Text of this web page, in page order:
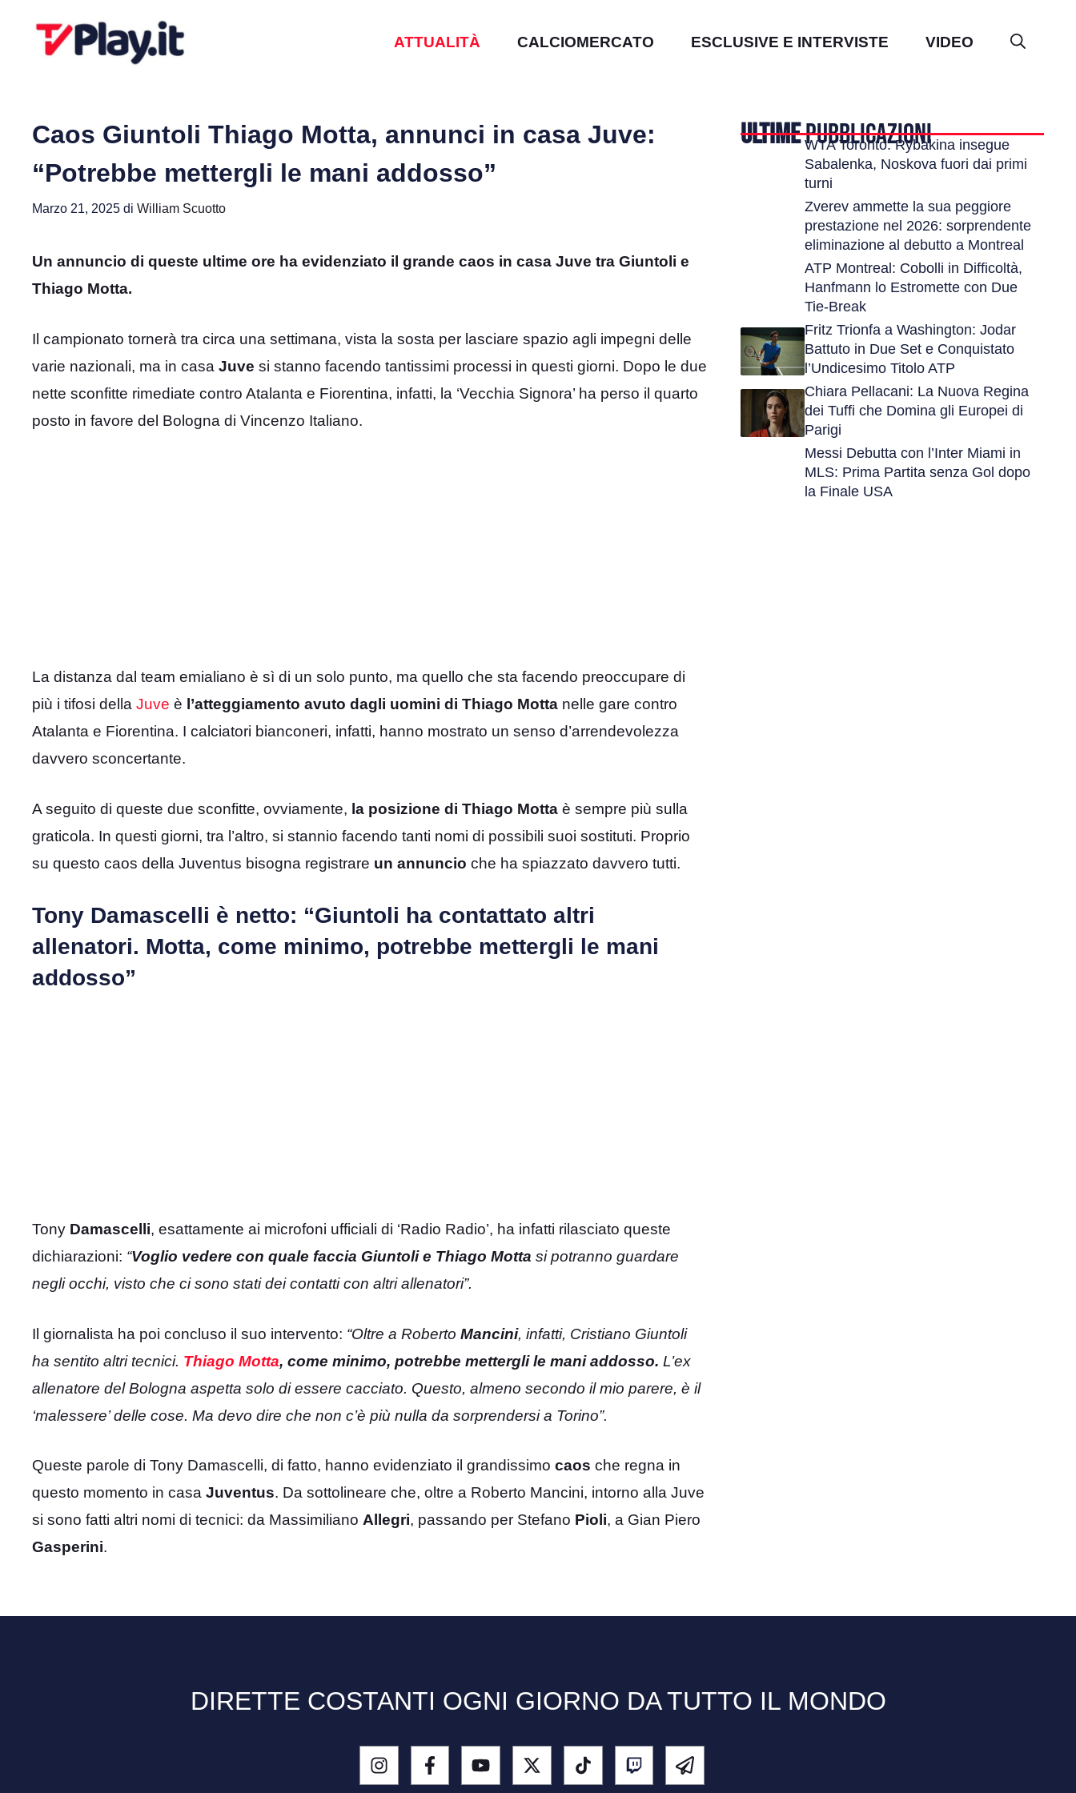
ATTUALITÀ CALCIOMERCATO ESCLUSIVE E INTERVISTE VIDEO
Caos Giuntoli Thiago Motta, annunci in casa Juve:
“Potrebbe mettergli le mani addosso”
Marzo 21, 2025 di William Scuotto
Un annuncio di queste ultime ore ha evidenziato il grande caos in casa Juve tra Giuntoli e
Thiago Motta.
Il campionato tornerà tra circa una settimana, vista la sosta per lasciare spazio agli impegni delle
varie nazionali, ma in casa Juve si stanno facendo tantissimi processi in questi giorni. Dopo le due
nette sconfitte rimediate contro Atalanta e Fiorentina, infatti, la ‘Vecchia Signora’ ha perso il quarto
posto in favore del Bologna di Vincenzo Italiano.
La distanza dal team emialiano è sì di un solo punto, ma quello che sta facendo preoccupare di
più i tifosi della Juve è l’atteggiamento avuto dagli uomini di Thiago Motta nelle gare contro
Atalanta e Fiorentina. I calciatori bianconeri, infatti, hanno mostrato un senso d’arrendevolezza
davvero sconcertante.
A seguito di queste due sconfitte, ovviamente, la posizione di Thiago Motta è sempre più sulla
graticola. In questi giorni, tra l’altro, si stannio facendo tanti nomi di possibili suoi sostituti. Proprio
su questo caos della Juventus bisogna registrare un annuncio che ha spiazzato davvero tutti.
Tony Damascelli è netto: “Giuntoli ha contattato altri
allenatori. Motta, come minimo, potrebbe mettergli le mani
addosso”
Tony Damascelli, esattamente ai microfoni ufficiali di ‘Radio Radio’, ha infatti rilasciato queste
dichiarazioni: “Voglio vedere con quale faccia Giuntoli e Thiago Motta si potranno guardare
negli occhi, visto che ci sono stati dei contatti con altri allenatori”.
Il giornalista ha poi concluso il suo intervento: “Oltre a Roberto Mancini, infatti, Cristiano Giuntoli
ha sentito altri tecnici. Thiago Motta, come minimo, potrebbe mettergli le mani addosso. L’ex
allenatore del Bologna aspetta solo di essere cacciato. Questo, almeno secondo il mio parere, è il
‘malessere’ delle cose. Ma devo dire che non c’è più nulla da sorprendersi a Torino”.
Queste parole di Tony Damascelli, di fatto, hanno evidenziato il grandissimo caos che regna in
questo momento in casa Juventus. Da sottolineare che, oltre a Roberto Mancini, intorno alla Juve
si sono fatti altri nomi di tecnici: da Massimiliano Allegri, passando per Stefano Pioli, a Gian Piero
Gasperini.
ULTIMEPUBBLICAZIONI
WTA Toronto: Rybakina insegue
Sabalenka, Noskova fuori dai primi
turni
Zverev ammette la sua peggiore
prestazione nel 2026: sorprendente
eliminazione al debutto a Montreal
ATP Montreal: Cobolli in Difficoltà,
Hanfmann lo Estromette con Due
Tie-Break
Fritz Trionfa a Washington: Jodar
Battuto in Due Set e Conquistato
l’Undicesimo Titolo ATP
Chiara Pellacani: La Nuova Regina
dei Tuffi che Domina gli Europei di
Parigi
Messi Debutta con l’Inter Miami in
MLS: Prima Partita senza Gol dopo
la Finale USA
DIRETTE COSTANTI OGNI GIORNO DA TUTTO IL MONDO